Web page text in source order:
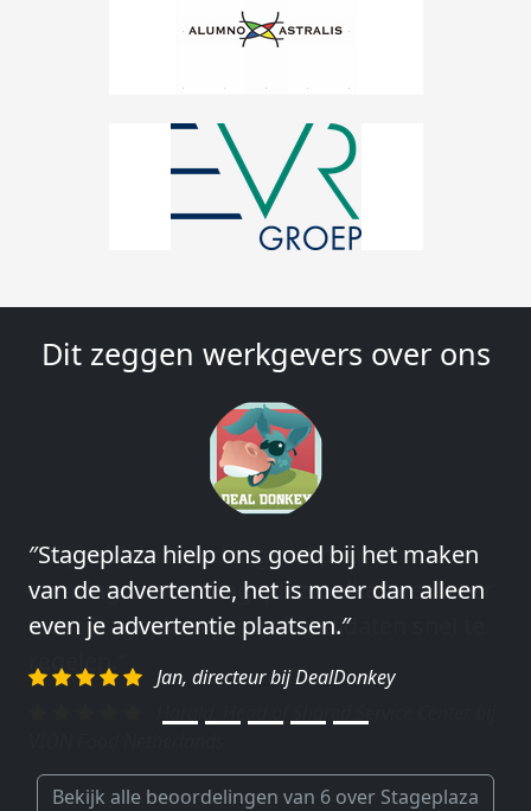
Dit zeggen werkgevers over ons
″Wij hebben in ieder geval prima
ervaringen met Stageplaza: elke keer weer
weet Stageplaza prima kandidaten snel te
regelen.″
Bekijk alle beoordelingen van 6 over Stageplaza